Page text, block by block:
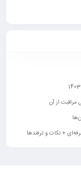
از آن
+ نکات و ترفندها